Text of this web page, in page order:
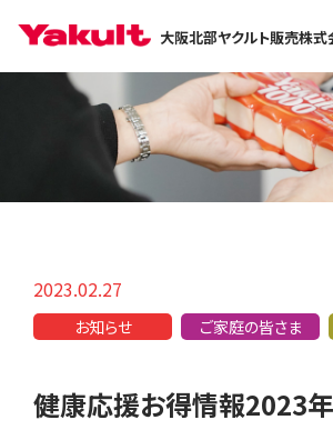
大阪北部ヤクルト販売株式
2023.02.27
お知らせ ご家庭の皆さま
健康応援お得情報2023